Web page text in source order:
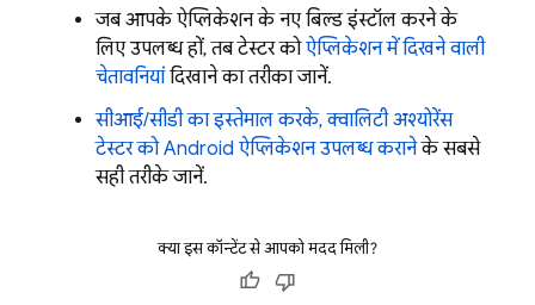
जब आपके ऐप्लिकेशन के नए बिल्ड इंस्टॉल करने के
लिए उपलब्ध हों, तब टेस्टर कोऐप्लिकेशन में दिखने वाली
चेतावनियांदिखाने का तरीका जानें.
सीआई/सीडी का इस्तेमाल करके, क्वालिटी अश्योरेंस
टेस्टर को Android ऐप्लिकेशन उपलब्ध करानेके सबसे
सही तरीके जानें.
क्या इस कॉन्टेंट से आपको मदद मिली?